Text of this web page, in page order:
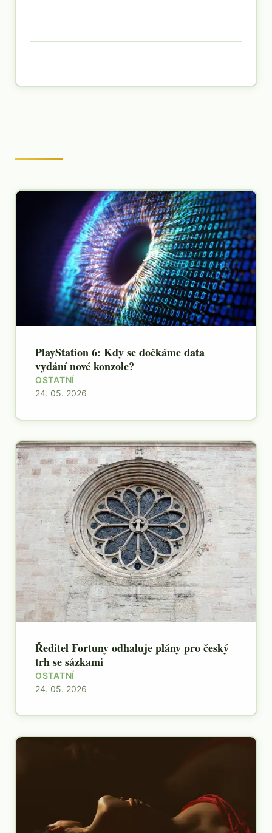
PlayStation 6: Kdy se dočkáme data
vydání nové konzole?
OSTATNÍ
24. 05. 2026
Ředitel Fortuny odhaluje plány pro český
trh se sázkami
OSTATNÍ
24. 05. 2026